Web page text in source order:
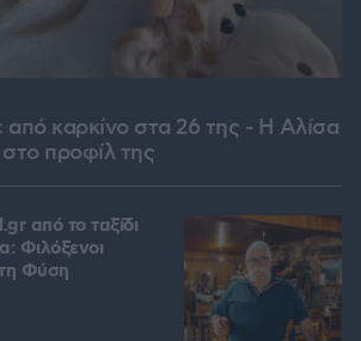
καρκίνο στα 26 της - Η Αλίσα
προφίλ της
από το ταξίδι
Φιλόξενοι
Φύση